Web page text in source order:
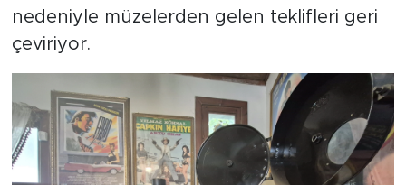
nedeniyle müzelerden gelen teklifleri geri
çeviriyor.